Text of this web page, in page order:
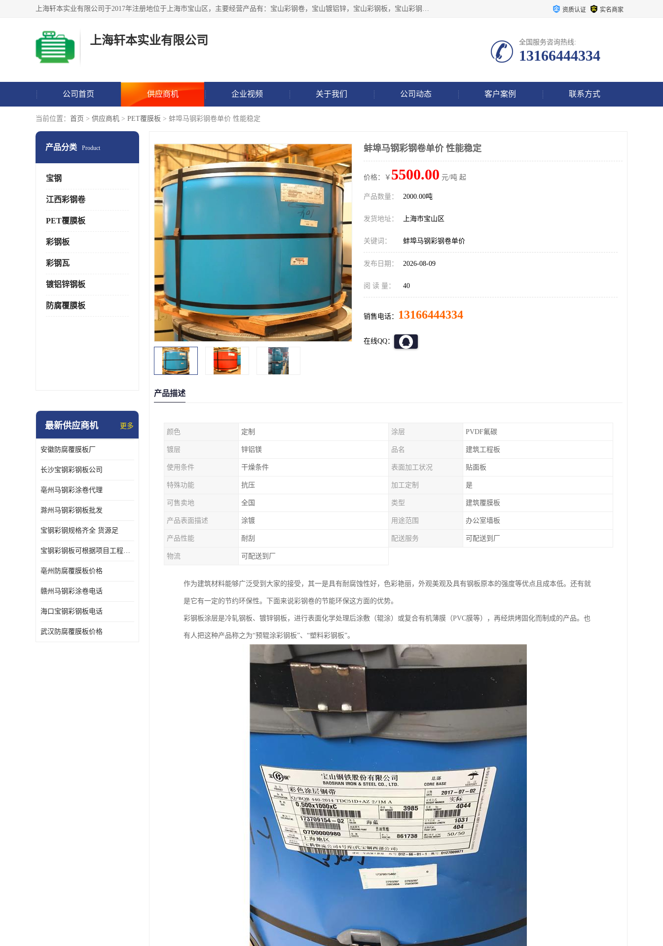
上海轩本实业有限公司于2017年注册地位于上海市宝山区，主要经营产品有：宝山彩钢卷，宝山镀铝锌，宝山彩钢板，宝山彩钢瓦等产品的生产和销售。 资质认证 实名商家
上海轩本实业有限公司 全国服务咨询热线:
13166444334
公司首页 供应商机 企业视频 关于我们 公司动态 客户案例 联系方式
当前位置： 首页 > 供应商机 > PET覆膜板 > 蚌埠马钢彩钢卷单价 性能稳定
产品分类 Product
宝钢
江西彩钢卷
PET覆膜板
彩钢板
彩钢瓦
镀铝锌钢板
防腐覆膜板
最新供应商机 更多
安徽防腐覆膜板厂
长沙宝钢彩钢板公司
亳州马钢彩涂卷代理
滁州马钢彩钢板批发
宝钢彩钢规格齐全 货源足
宝钢彩钢板可根据项目工程定制
亳州防腐覆膜板价格
赣州马钢彩涂卷电话
海口宝钢彩钢板电话
武汉防腐覆膜板价格
蚌埠马钢彩钢卷单价 性能稳定
价格：￥ 5500.00 元/吨 起
产品数量： 2000.00吨
发货地址： 上海市宝山区
关键词： 蚌埠马钢彩钢卷单价
发布日期： 2026-08-09
阅 读 量： 40
销售电话： 13166444334
在线QQ：
产品描述
颜色 定制 涂层 PVDF氟碳
镀层 锌铝镁 品名 建筑工程板
使用条件 干燥条件 表面加工状况 贴面板
特殊功能 抗压 加工定制 是
可售卖地 全国 类型 建筑覆膜板
产品表面描述 涂镀 用途范围 办公室墙板
产品性能 耐刮 配送服务 可配送到厂
物流 可配送到厂
作为建筑材料能够广泛受到大家的接受，其一是具有耐腐蚀性好，色彩艳丽，外观美观及具有钢板原本的强度等优点且成本低。还有就
是它有一定的节约环保性。下面来说彩钢卷的节能环保这方面的优势。
彩钢板涂层是冷轧钢板、镀锌钢板，进行表面化学处理后涂敷（辊涂）或复合有机薄膜（PVC膜等），再经烘烤固化而制成的产品。也
有人把这种产品称之为“预辊涂彩钢板”、“塑料彩钢板”。